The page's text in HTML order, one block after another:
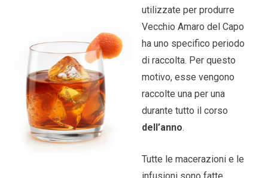
utilizzate per produrre
Vecchio Amaro del Capo
ha uno specifico periodo
di raccolta. Per questo
motivo, esse vengono
raccolte una per una
durante tutto il corso
dell’anno.
Tutte le macerazioni e le